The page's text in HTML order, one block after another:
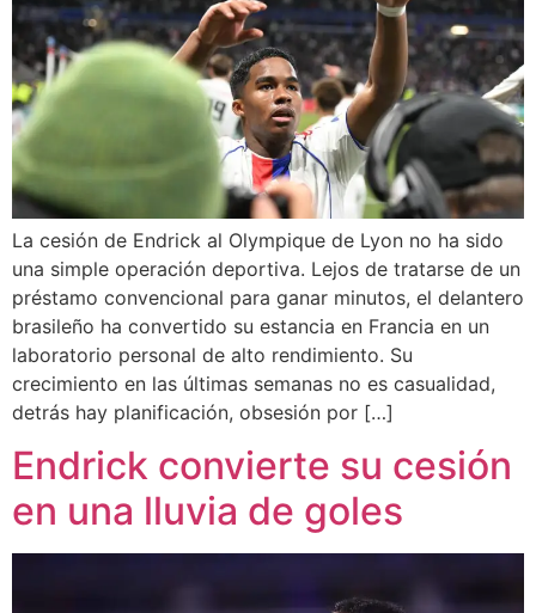
La cesión de Endrick al Olympique de Lyon no ha sido
una simple operación deportiva. Lejos de tratarse de un
préstamo convencional para ganar minutos, el delantero
brasileño ha convertido su estancia en Francia en un
laboratorio personal de alto rendimiento. Su
crecimiento en las últimas semanas no es casualidad,
detrás hay planificación, obsesión por […]
Endrick convierte su cesión
en una lluvia de goles